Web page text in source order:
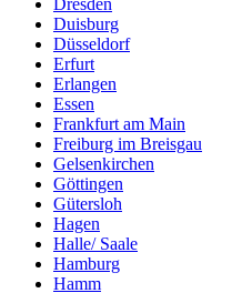
Dresden
Duisburg
Düsseldorf
Erfurt
Erlangen
Essen
Frankfurt am Main
Freiburg im Breisgau
Gelsenkirchen
Göttingen
Gütersloh
Hagen
Halle/ Saale
Hamburg
Hamm